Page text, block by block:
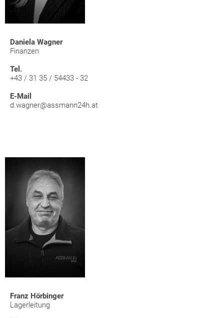
Daniela Wagner
Finanzen
Tel.
+43 / 31 35 / 54433 - 32
E-Mail
d.wagner@assmann24h.at
Franz Hörbinger
Lagerleitung